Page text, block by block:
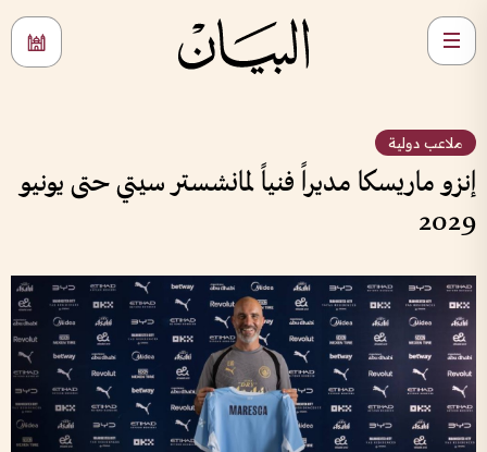
ملاعب دولية
إنزو ماريسكا مديراً فنياً لمانشستر سيتي حتى يونيو
2029